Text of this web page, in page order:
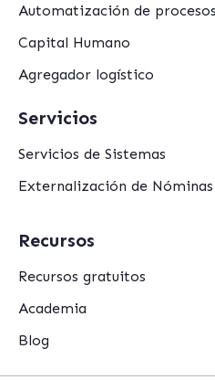
Automatización de procesos
Capital Humano
Agregador logístico
Servicios
Servicios de Sistemas
Externalización de Nóminas
Recursos
Recursos gratuitos
Academia
Blog